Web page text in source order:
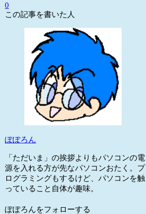
0
この記事を書いた人
ぽぽろん
「ただいま」の挨拶よりもパソコンの電
源を入れる方が先なパソコンおたく。プ
ログラミングもするけど、パソコンを触
っていること自体が趣味。
ぽぽろんをフォローする